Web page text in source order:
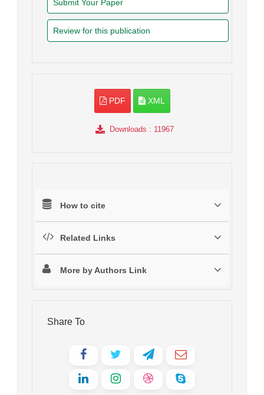
Submit Your Paper
Review for this publication
PDF XML
Downloads : 11967
How to cite
Related Links
More by Authors Link
Share To